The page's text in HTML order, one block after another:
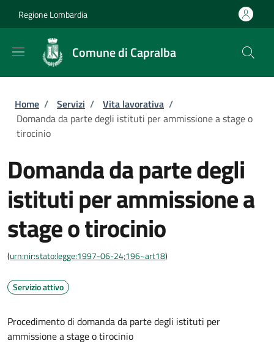
Regione Lombardia
Comune di Capralba
Briciole di pane
Home / Servizi / Vita lavorativa /
Domanda da parte degli istituti per ammissione a stage o
tirocinio
Domanda da parte degli
istituti per ammissione a
stage o tirocinio
(urn:nir:stato:legge:1997-06-24;196~art18)
Servizio attivo
Procedimento di domanda da parte degli istituti per
ammissione a stage o tirocinio